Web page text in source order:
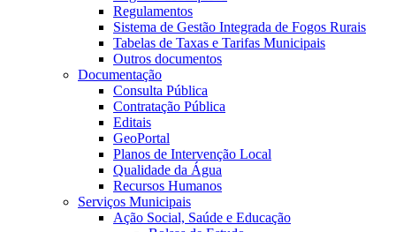
Regulamentos
Sistema de Gestão Integrada de Fogos Rurais
Tabelas de Taxas e Tarifas Municipais
Outros documentos
Documentação
Consulta Pública
Contratação Pública
Editais
GeoPortal
Planos de Intervenção Local
Qualidade da Água
Recursos Humanos
Serviços Municipais
Ação Social, Saúde e Educação